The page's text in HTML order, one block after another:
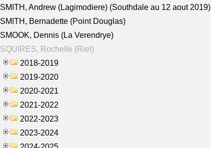
SMITH, Andrew (Lagimodiere) (Southdale au 12 aout 2019)
SMITH, Bernadette (Point Douglas)
SMOOK, Dennis (La Verendrye)
SQUIRES, Rochelle (Riel)
2018-2019
2019-2020
2020-2021
2021-2022
2022-2023
2023-2024